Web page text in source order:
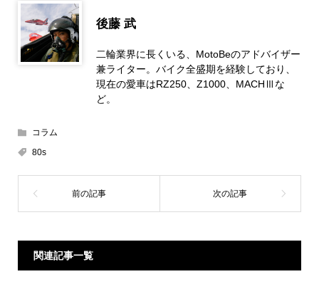
後藤 武
二輪業界に長くいる、MotoBeのアドバイザー
兼ライター。バイク全盛期を経験しており、
現在の愛車はRZ250、Z1000、MACHⅢな
ど。
コラム
80s
関連記事一覧